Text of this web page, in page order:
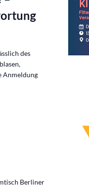
des
Anmeldung
Berliner